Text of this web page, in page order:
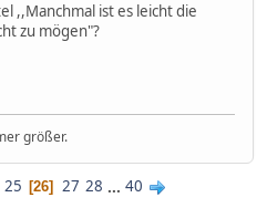
,,Manchmal ist es leicht die
zu mögen"?
größer.
25 26 27 28 ... 40